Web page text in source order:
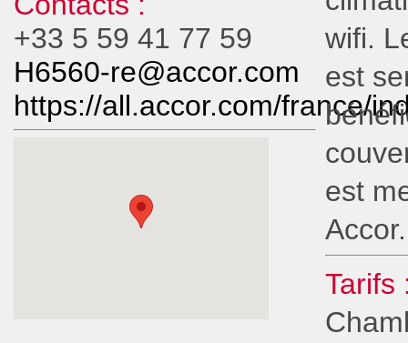
+33 5 59 41 77 59
H6560-re@accor.com
https://all.accor.com/france/
wifi.
est
est
Accor.
Tarifs